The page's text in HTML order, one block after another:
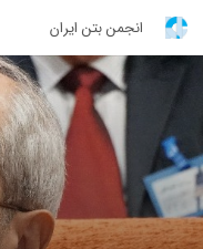
انجمن بتن ایران